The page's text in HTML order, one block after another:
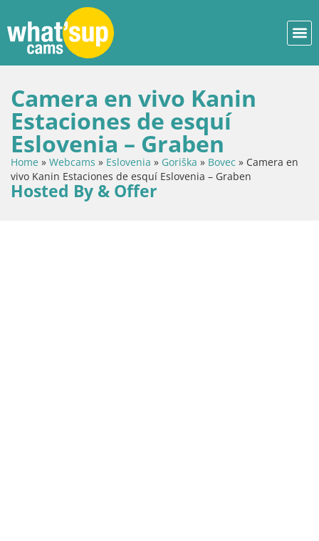
Camera en vivo Kanin
Estaciones de esquí
Eslovenia – Graben
Home » Webcams » Eslovenia » Goriška » Bovec » Camera en
vivo Kanin Estaciones de esquí Eslovenia – Graben
Hosted By & Offer